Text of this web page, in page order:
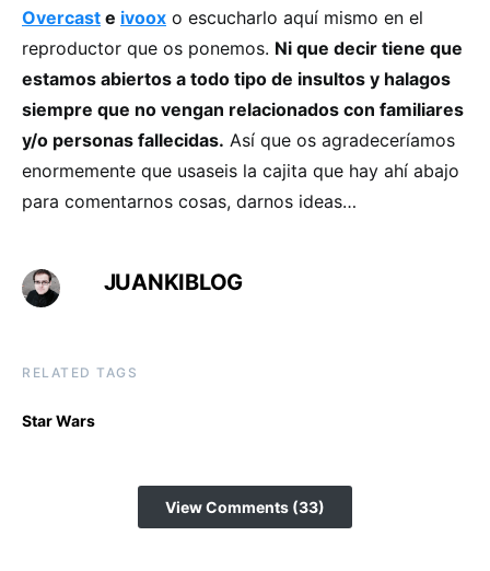
Overcast e ivoox o escucharlo aquí mismo en el
reproductor que os ponemos. Ni que decir tiene que
estamos abiertos a todo tipo de insultos y halagos
siempre que no vengan relacionados con familiares
y/o personas fallecidas. Así que os agradeceríamos
enormemente que usaseis la cajita que hay ahí abajo
para comentarnos cosas, darnos ideas…
JUANKIBLOG
RELATED TAGS
Star Wars
View Comments (33)